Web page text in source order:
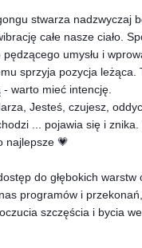
stwarza nadzwyczaj
całe nasze ciało.
umysłu i
sprzyja pozycja leżąca.
- warto mieć intencję.
Jesteś, czujesz,
... pojawia się i
najlepsze 💗
do głębokich warstw
programów i
szczęścia i bycia we